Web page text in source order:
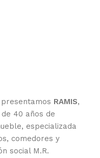
RAMIS,
40 años de
especializada
comedores y
social M.R.